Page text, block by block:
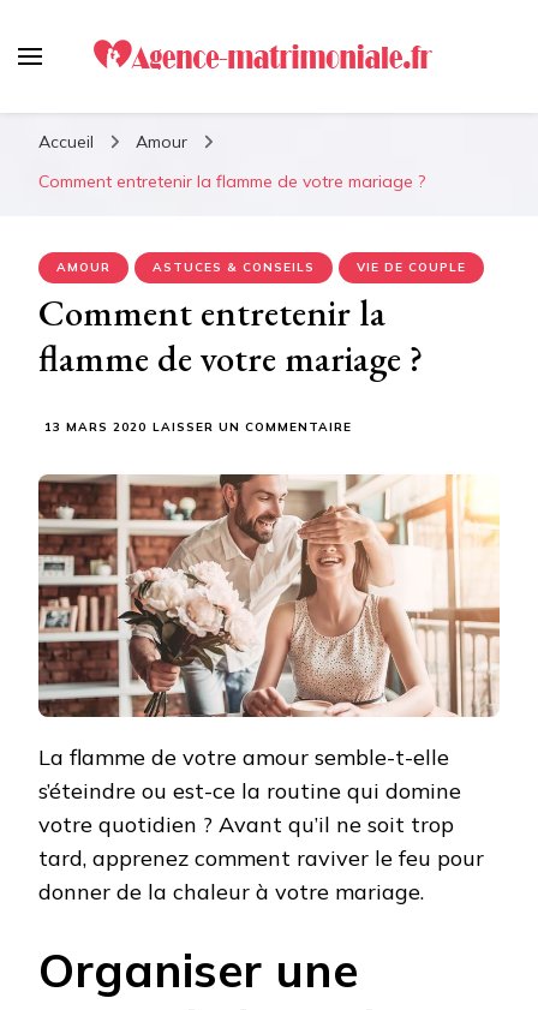
Agence-matrimoniale.fr :
Le meilleur guide pour
retrouver votre âme soeur !
Accueil
Amour
Comment entretenir la flamme de votre mariage ?
AMOUR ASTUCES & CONSEILS VIE DE COUPLE
Comment entretenir la
flamme de votre mariage ?
13 MARS 2020 LAISSER UN COMMENTAIRE
LA
FLAMME
DE
VOTRE
MARIAGE
?
La flamme de votre amour semble-t-elle
s’éteindre ou est-ce la routine qui domine
votre quotidien ? Avant qu’il ne soit trop
tard, apprenez comment raviver le feu pour
donner de la chaleur à votre mariage.
Organiser une